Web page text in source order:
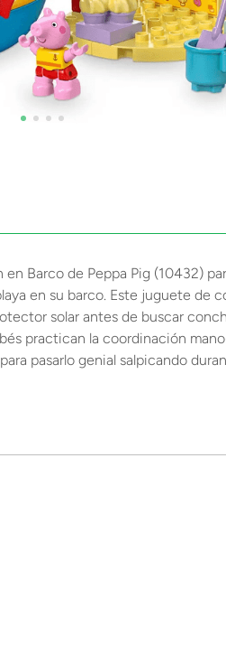
Barco de Peppa Pig (10432)
en su barco. Este juguete
solar antes de buscar
practican la coordinación
pasarlo genial salpicando